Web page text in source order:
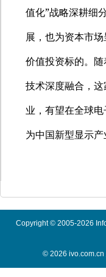
值化”战略深耕细
展，也为资本市场
价值投资标的。随
技术深度融合，
业，有望在全球电
为中国新型显示产
Copyright © 2005-2026
© 2026 ivo.com.cn